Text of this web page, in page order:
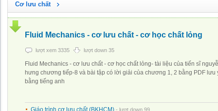
Cơ lưu chất
Fluid Mechanics - cơ lưu chất - cơ học chất lỏng
lượt xem 3335 lượt down 35
Fluid Mechanics - cơ lưu chất - cơ học chất lỏng- tài liệu của tiến sĩ
hưng chương tiếp-8 và bài tập có lời giải của chương 1, 2 bằng PDF lưu
bằng tiếng anh
Giáo trình cơ lưu chất (BKHCM) - lượt down 99